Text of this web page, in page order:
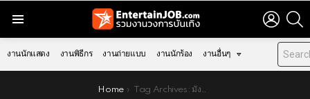
LOGIN
งานนักแสดง งานพิธีกร งานถ่ายแบบ งานนักร้อง งานอื่นๆ
Home Tag Archives: มังงะจีน